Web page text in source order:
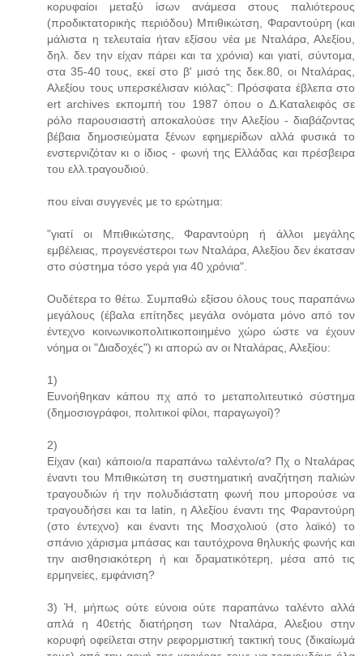
κορυφαίοι μεταξύ ίσων ανάμεσα στους παλιότερους
(προδικτατορικής περιόδου) Μπιθικώτση, Φαραντούρη (και
μάλιστα η τελευταία ήταν εξίσου νέα με Νταλάρα, Αλεξίου,
δηλ. δεν την είχαν πάρει και τα χρόνια) και γιατί, σύντομα,
στα 35-40 τους, εκεί στο β' μισό της δεκ.80, οι Νταλάρας,
Αλεξίου τους υπερσκέλισαν κιόλας": Πρόσφατα έβλεπα στο
ert archives εκπομπή του 1987 όπου ο Δ.Καταλειφός σε
ρόλο παρουσιαστή αποκαλούσε την Αλεξίου - διαβάζοντας
βέβαια δημοσιεύματα ξένων εφημερίδων αλλά φυσικά το
ενστερνιζόταν κι ο ίδιος - φωνή της Ελλάδας και πρέσβειρα
του ελλ.τραγουδιού.
που είναι συγγενές με το ερώτημα:
"γιατί οι Μπιθικώτσης, Φαραντούρη ή άλλοι μεγάλης
εμβέλειας, προγενέστεροι των Νταλάρα, Αλεξίου δεν έκατσαν
στο σύστημα τόσο γερά για 40 χρόνια".
Ουδέτερα το θέτω. Συμπαθώ εξίσου όλους τους παραπάνω
μεγάλους (έβαλα επίτηδες μεγάλα ονόματα μόνο από τον
έντεχνο κοινωνικοπολιτικοποιημένο χώρο ώστε να έχουν
νόημα οι "Διαδοχές") κι απορώ αν οι Νταλάρας, Αλεξίου:
1)
Ευνοήθηκαν κάπου πχ από το μεταπολιτευτικό σύστημα
(δημοσιογράφοι, πολιτικοί φίλοι, παραγωγοί)?
2)
Είχαν (και) κάποιο/α παραπάνω ταλέντο/α? Πχ ο Νταλάρας
έναντι του Μπιθικώτση τη συστηματική αναζήτηση παλιών
τραγουδιών ή την πολυδιάστατη φωνή που μπορούσε να
τραγουδήσει και τα latin, η Αλεξίου έναντι της Φαραντούρη
(στο έντεχνο) και έναντι της Μοσχολιού (στο λαϊκό) το
σπάνιο χάρισμα μπάσας και ταυτόχρονα θηλυκής φωνής και
την αισθησιακότερη ή και δραματικότερη, μέσα από τις
ερμηνείες, εμφάνιση?
3) Ή, μήπως ούτε εύνοια ούτε παραπάνω ταλέντο αλλά
απλά η 40ετής διατήρηση των Νταλάρα, Αλεξιου στην
κορυφή οφείλεται στην ρεφορμιστική τακτική τους (δικαίωμά